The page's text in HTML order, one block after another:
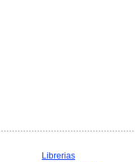
Librerias